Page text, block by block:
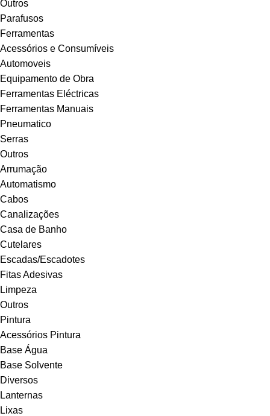
Outros
Parafusos
Ferramentas
Acessórios e Consumíveis
Automoveis
Equipamento de Obra
Ferramentas Eléctricas
Ferramentas Manuais
Pneumatico
Serras
Outros
Arrumação
Automatismo
Cabos
Canalizações
Casa de Banho
Cutelares
Escadas/Escadotes
Fitas Adesivas
Limpeza
Outros
Pintura
Acessórios Pintura
Base Água
Base Solvente
Diversos
Lanternas
Lixas